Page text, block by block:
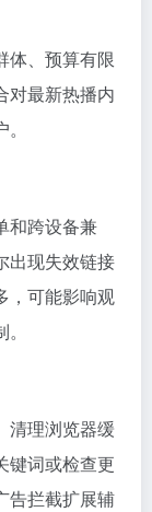
体、预算有限
对最新热播内
和跨设备兼
出现失效链接
，可能影响观
清理浏览器缓
键词或检查更
告拦截扩展辅